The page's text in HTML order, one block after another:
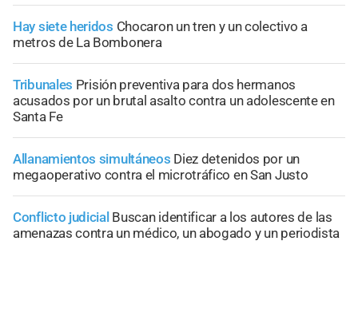
Hay siete heridos Chocaron un tren y un colectivo a
metros de La Bombonera
Tribunales Prisión preventiva para dos hermanos
acusados por un brutal asalto contra un adolescente en
Santa Fe
Allanamientos simultáneos Diez detenidos por un
megaoperativo contra el microtráfico en San Justo
Conflicto judicial Buscan identificar a los autores de las
amenazas contra un médico, un abogado y un periodista